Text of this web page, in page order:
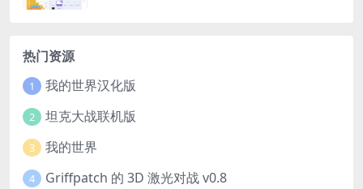
热门资源
1 我的世界汉化版
2 坦克大战联机版
3 我的世界
4 Griffpatch 的 3D 激光对战 v0.8